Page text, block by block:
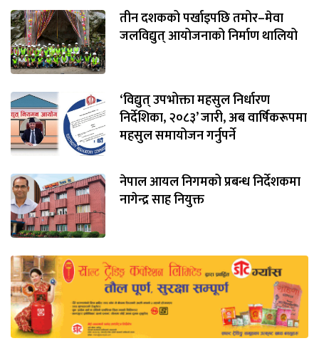
तीन दशकको पर्खाइपछि तमोर–मेवा
जलविद्युत् आयोजनाको निर्माण थालियो
‘विद्युत् उपभोक्ता महसुल निर्धारण
निर्देशिका, २०८३’ जारी, अब वार्षिकरूपमा
महसुल समायोजन गर्नुपर्ने
नेपाल आयल निगमको प्रबन्ध निर्देशकमा
नागेन्द्र साह नियुक्त